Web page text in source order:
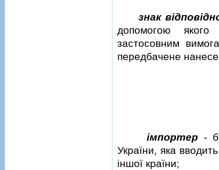
знак
допомогою
застосовним
передбачене
iмпортер-
України, яка
iншої країни;